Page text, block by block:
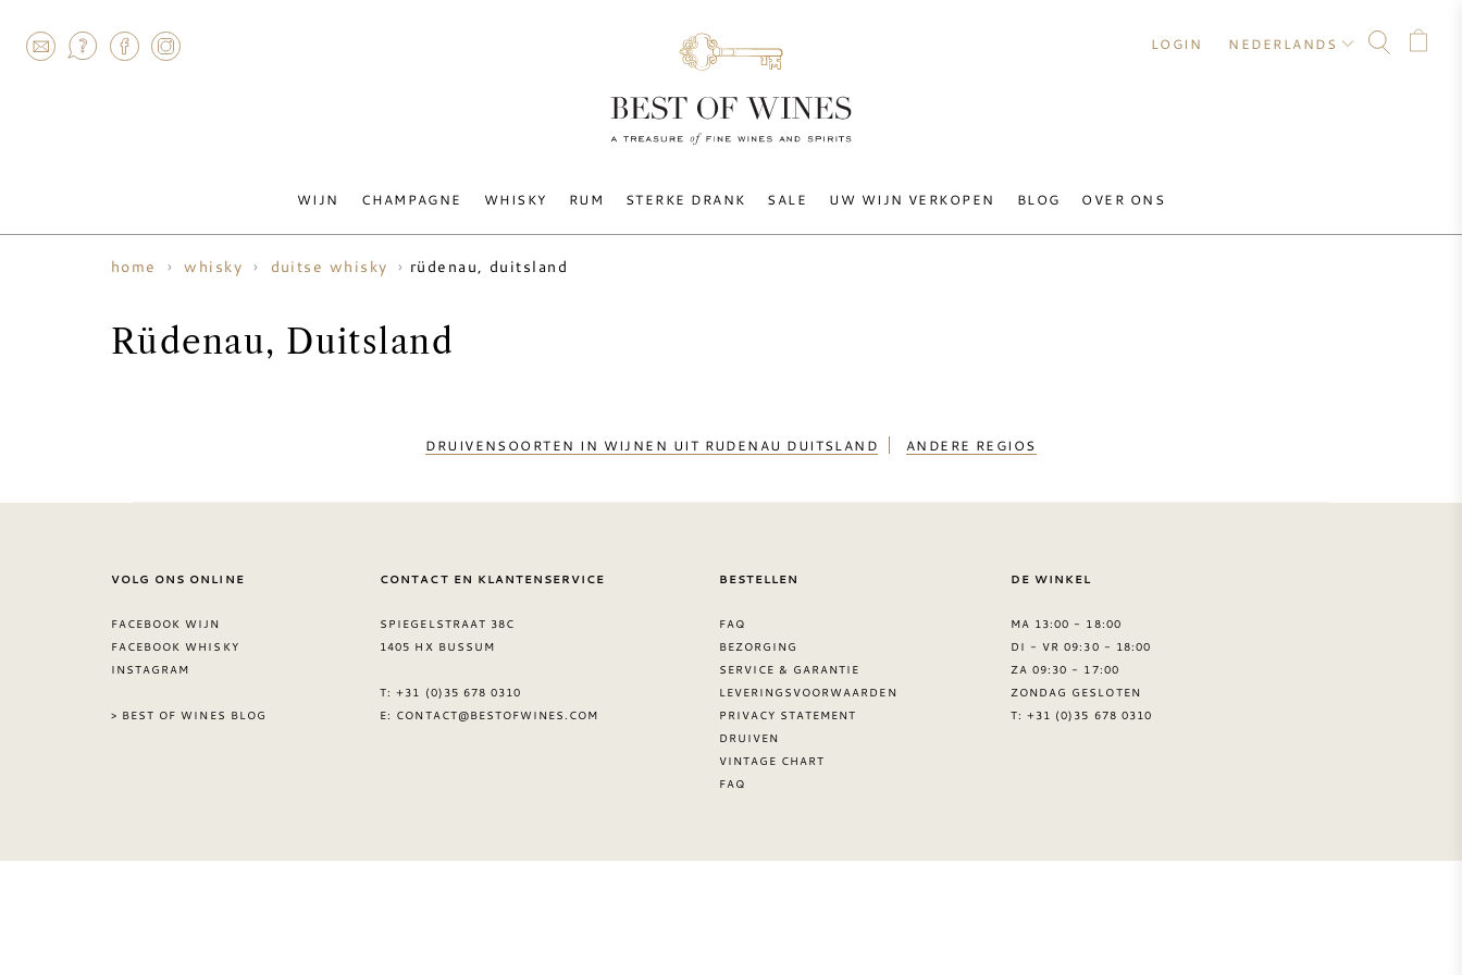
WIJN CHAMPAGNE WHISKY RUM STERKE DRANK SALE UW WIJN VERKOPEN BLOG OVER ONS
LOGIN NEDERLANDS
home whisky duitse whisky rüdenau, duitsland
Rüdenau, Duitsland
DRUIVENSOORTEN IN WIJNEN UIT RUDENAU DUITSLAND ANDERE REGIOS
VOLG ONS ONLINE
FACEBOOK WIJN
FACEBOOK WHISKY
INSTAGRAM
> BEST OF WINES BLOG
CONTACT EN KLANTENSERVICE
SPIEGELSTRAAT 38C
1405 HX BUSSUM
T: +31 (0)35 678 0310
E: CONTACT@BESTOFWINES.COM
BESTELLEN
FAQ
BEZORGING
SERVICE & GARANTIE
LEVERINGSVOORWAARDEN
PRIVACY STATEMENT
DRUIVEN
VINTAGE CHART
FAQ
DE WINKEL
MA 13:00 - 18:00
DI - VR 09:30 - 18:00
ZA 09:30 - 17:00
ZONDAG GESLOTEN
T: +31 (0)35 678 0310